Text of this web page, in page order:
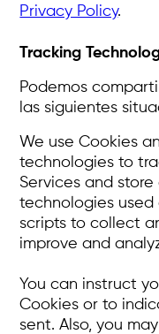
Privacy Policy.
Tracking
Podemos
las siguientes
We use Cookies
technologies to
Services and
technologies used
scripts to collect
improve and
You can instruct
Cookies or to
sent. Also, you